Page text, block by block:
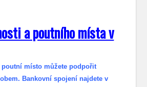
a poutního místa v
poutní místo můžete podpořit
Bankovní spojení najdete v